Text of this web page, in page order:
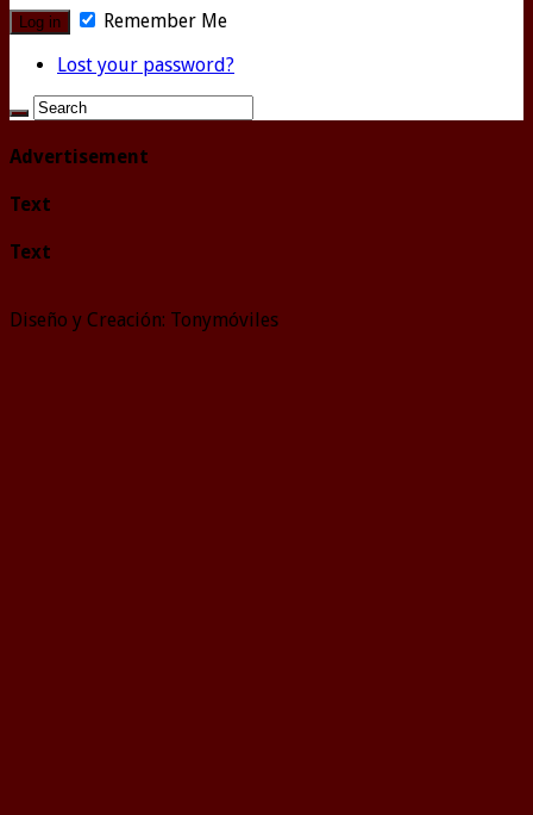
Remember Me
Lost your password?
Advertisement
Text
Text
Diseño y Creación: Tonymóviles